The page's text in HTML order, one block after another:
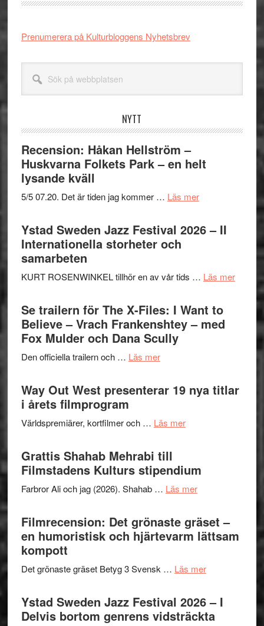
Prenumerera på Kulturbloggens Nyhetsbrev
webbplatsen
NYTT
Recension: Håkan Hellström –
Huskvarna Folkets Park – en helt
lysande kväll
5/5 07.20. Det är tiden jag kommer … Läs merom
Håkan
Hellström
Folkets
–
en
Ystad Sweden Jazz Festival 2026 – II
Internationella storheter och
samarbeten
KURT ROSENWINKEL tillhör en av vår tids … Läs merom
Festival
Se trailern för The X-Files: I Want to
Believe – Vrach Frankenshtey – med
Fox Mulder och Dana Scully
Den officiella trailern och … Läs merom
trailern
för
X-
I
Want
to
Believe
Vrach
Frankenshtey
med
Mulder
och
Way Out West presenterar 19 nya titlar
i årets filmprogram
Världspremiärer, kortfilmer och … Läs merom
presenterar
19
titlar
i
Grattis Shahab Mehrabi till
Filmstadens Kulturs stipendium
Farbror Ali och jag (2026). Shahab … Läs merom
Shahab
Mehrabi
till
Kulturs
Filmrecension: Det grönaste gräset –
en humoristisk och hjärtevarm lättsam
kompott
Det grönaste gräset Betyg 3 Svensk … Läs merom
Det
grönaste
Ystad Sweden Jazz Festival 2026 – I
Delvis bortom genrens vidsträckta